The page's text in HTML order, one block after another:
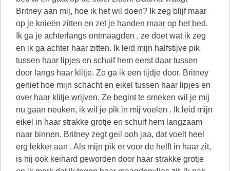
Britney aan mij, hoe ik het wil doen? Ik zeg blijf maar
op je knieën zitten en zet je handen maar op het bed.
Ik ga je achterlangs ontmaagden , ze doet wat ik zeg
en ik ga achter haar zitten. Ik leid mijn halfstijve pik
tussen haar lipjes en schuif hem eerst daar tussen
door langs haar klitje. Zo ga ik een tijdje door, Britney
geniet hoe mijn schacht en eikel tussen haar lipjes en
over haar klitje wrijven. Ze begint te smeken wil je mij
nu gaan neuken, ik wil je pik in mij voelen . Ik leid mijn
eikel in haar strakke grotje en schuif hem langzaam
naar binnen. Britney zegt geil ooh jaa, dat voelt heel
erg lekker aan . Als mijn pik er voor de helft in haar zit,
is hij ook keihard geworden door haar strakke grotje